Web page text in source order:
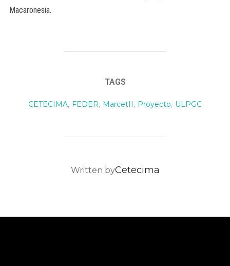
Macaronesia.
TAGS
CETECIMA, FEDER, MarcetII, Proyecto, ULPGC
POST AUTHOR
Written byCetecima